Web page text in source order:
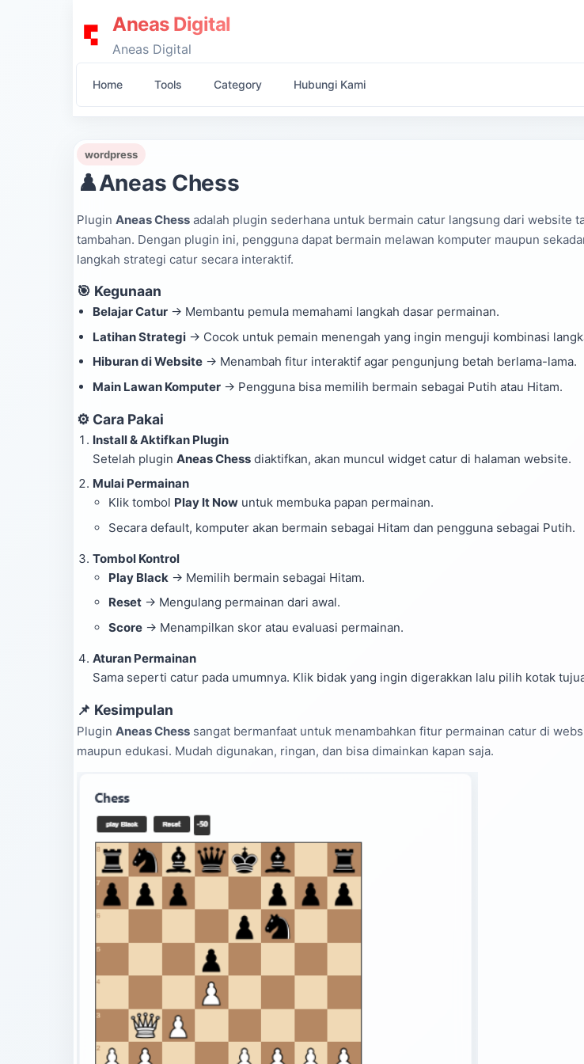
Aneas Digital
Aneas Digital
Home Tools Category Hubungi Kami
wordpress
♟️Aneas Chess
Plugin Aneas Chess adalah plugin sederhana untuk bermain catur langsung dari website
tambahan. Dengan plugin ini, pengguna dapat bermain melawan komputer maupun
langkah strategi catur secara interaktif.
🎯 Kegunaan
Belajar Catur → Membantu pemula memahami langkah dasar permainan.
Latihan Strategi → Cocok untuk pemain menengah yang ingin menguji kombinasi
Hiburan di Website → Menambah fitur interaktif agar pengunjung betah berlama-lama.
Main Lawan Komputer → Pengguna bisa memilih bermain sebagai Putih atau Hitam.
⚙️ Cara Pakai
Install & Aktifkan Plugin
Setelah plugin Aneas Chess diaktifkan, akan muncul widget catur di halaman website.
Mulai Permainan
Klik tombol Play It Now untuk membuka papan permainan.
Secara default, komputer akan bermain sebagai Hitam dan pengguna sebagai Putih.
Tombol Kontrol
Play Black → Memilih bermain sebagai Hitam.
Reset → Mengulang permainan dari awal.
Score → Menampilkan skor atau evaluasi permainan.
Aturan Permainan
Sama seperti catur pada umumnya. Klik bidak yang ingin digerakkan lalu pilih kotak
📌 Kesimpulan
Plugin Aneas Chess sangat bermanfaat untuk menambahkan fitur permainan catur di
maupun edukasi. Mudah digunakan, ringan, dan bisa dimainkan kapan saja.